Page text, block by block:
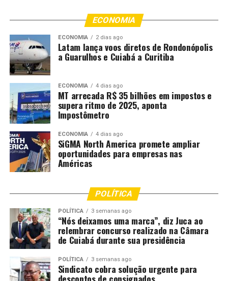
ECONOMIA
ECONOMIA 2 dias ago
Latam lança voos diretos de Rondonópolis
a Guarulhos e Cuiabá a Curitiba
ECONOMIA 4 dias ago
MT arrecada R$ 35 bilhões em impostos e
supera ritmo de 2025, aponta
Impostômetro
ECONOMIA 4 dias ago
SiGMA North America promete ampliar
oportunidades para empresas nas
Américas
POLÍTICA
POLÍTICA 3 semanas ago
“Nós deixamos uma marca”, diz Juca ao
relembrar concurso realizado na Câmara
de Cuiabá durante sua presidência
POLÍTICA 3 semanas ago
Sindicato cobra solução urgente para